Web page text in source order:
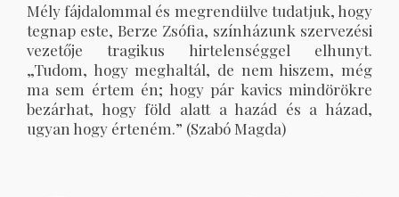
Mély fájdalommal és megrendülve tudatjuk, hogy
tegnap este, Berze Zsófia, színházunk szervezési
vezetője tragikus hirtelenséggel elhunyt.
„Tudom, hogy meghaltál, de nem hiszem, még
ma sem értem én; hogy pár kavics mindörökre
bezárhat, hogy föld alatt a hazád és a házad,
ugyan hogy érteném.” (Szabó Magda)